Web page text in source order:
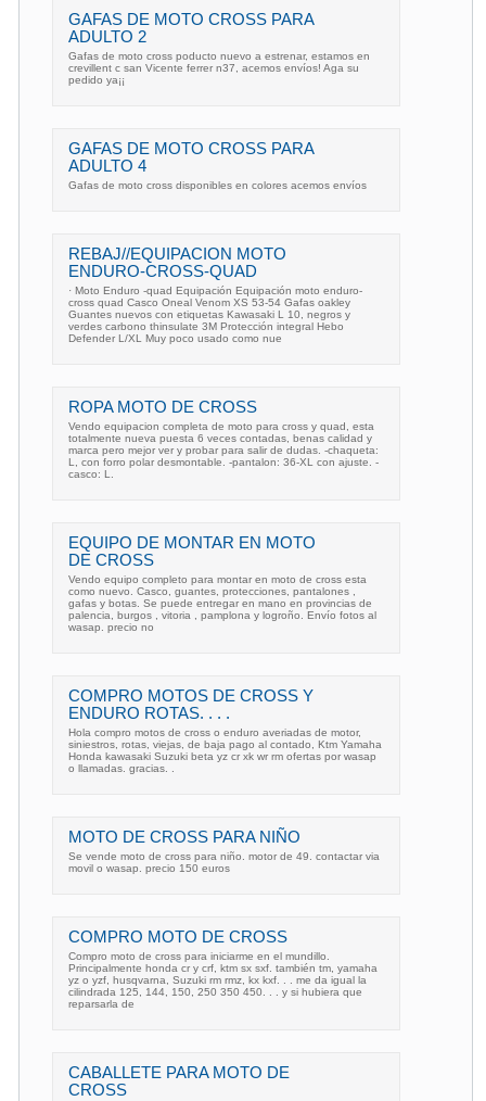
GAFAS DE MOTO CROSS PARA
ADULTO 2
Gafas de moto cross poducto nuevo a estrenar, estamos en
crevillent c san Vicente ferrer n37, acemos envíos! Aga su
pedido ya¡¡
GAFAS DE MOTO CROSS PARA
ADULTO 4
Gafas de moto cross disponibles en colores acemos envíos
REBAJ//EQUIPACION MOTO
ENDURO-CROSS-QUAD
· Moto Enduro -quad Equipación Equipación moto enduro-
cross quad Casco Oneal Venom XS 53-54 Gafas oakley
Guantes nuevos con etiquetas Kawasaki L 10, negros y
verdes carbono thinsulate 3M Protección integral Hebo
Defender L/XL Muy poco usado como nue
ROPA MOTO DE CROSS
Vendo equipacion completa de moto para cross y quad, esta
totalmente nueva puesta 6 veces contadas, benas calidad y
marca pero mejor ver y probar para salir de dudas. -chaqueta:
L, con forro polar desmontable. -pantalon: 36-XL con ajuste. -
casco: L.
EQUIPO DE MONTAR EN MOTO
DE CROSS
Vendo equipo completo para montar en moto de cross esta
como nuevo. Casco, guantes, protecciones, pantalones ,
gafas y botas. Se puede entregar en mano en provincias de
palencia, burgos , vitoria , pamplona y logroño. Envío fotos al
wasap. precio no
COMPRO MOTOS DE CROSS Y
ENDURO ROTAS. . . .
Hola compro motos de cross o enduro averiadas de motor,
siniestros, rotas, viejas, de baja pago al contado, Ktm Yamaha
Honda kawasaki Suzuki beta yz cr xk wr rm ofertas por wasap
o llamadas. gracias. .
MOTO DE CROSS PARA NIÑO
Se vende moto de cross para niño. motor de 49. contactar via
movil o wasap. precio 150 euros
COMPRO MOTO DE CROSS
Compro moto de cross para iniciarme en el mundillo.
Principalmente honda cr y crf, ktm sx sxf. también tm, yamaha
yz o yzf, husqvarna, Suzuki rm rmz, kx kxf. . . me da igual la
cilindrada 125, 144, 150, 250 350 450. . . y si hubiera que
reparsarla de
CABALLETE PARA MOTO DE
CROSS